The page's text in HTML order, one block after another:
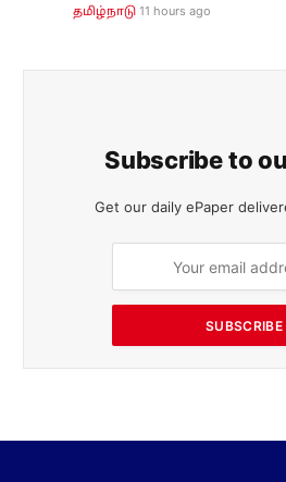
தமிழ்நாடு 11 hours ago
Subscribe to
Get our daily ePaper
SUBSCRIBE